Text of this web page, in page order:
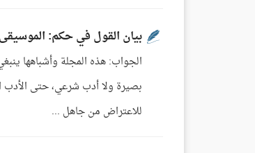
بيان القول في حكم:
الجواب: هذه المجلة وأشباهها
بصيرة ولا أدب شرعي، حتى الأدب
للاعتراض من جاهل ...